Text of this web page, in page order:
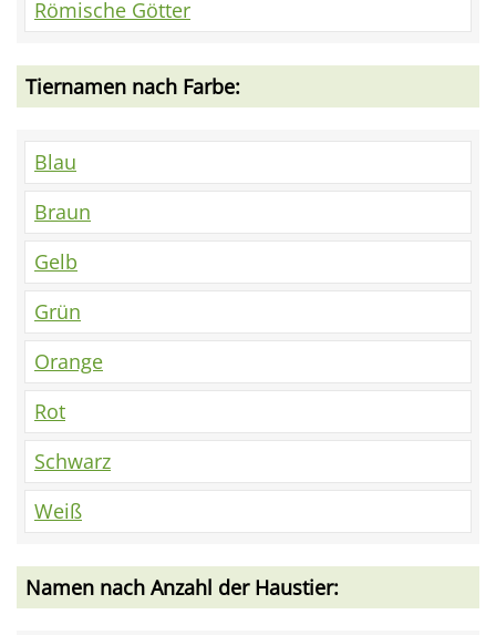
Römische Götter
Tiernamen nach Farbe:
Blau
Braun
Gelb
Grün
Orange
Rot
Schwarz
Weiß
Namen nach Anzahl der Haustier: